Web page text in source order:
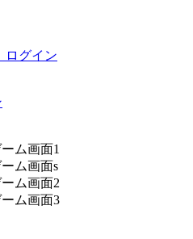
ログイン